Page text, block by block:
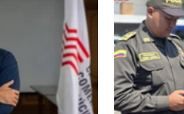
TRANSMILENIO Salud